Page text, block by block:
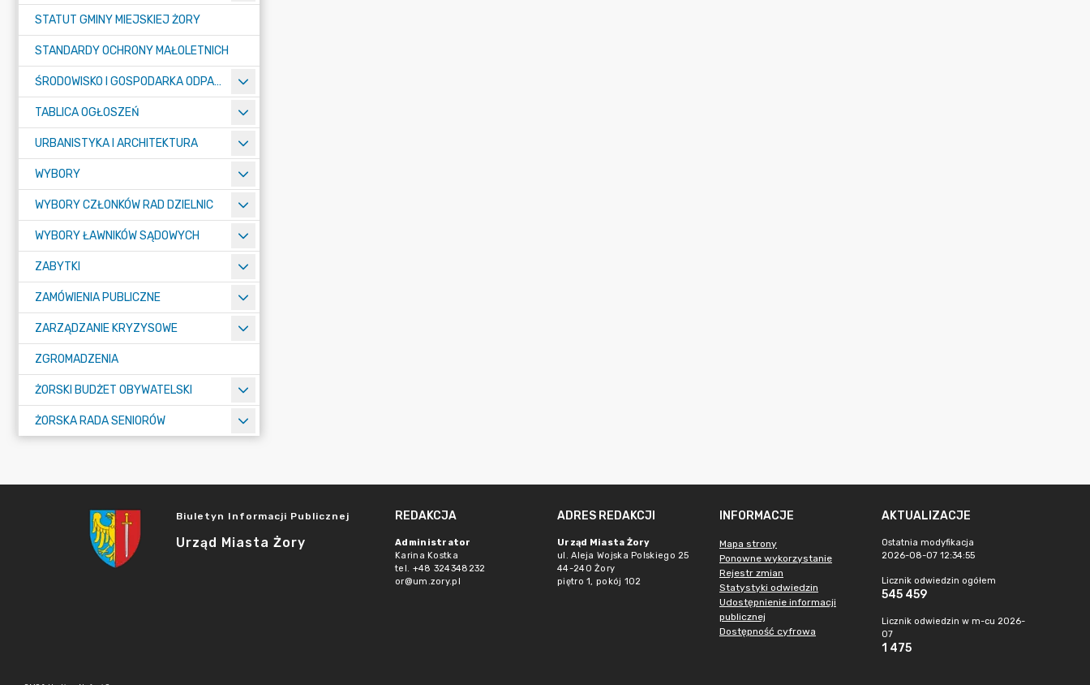
STATUT GMINY MIEJSKIEJ ŻORY
STANDARDY OCHRONY MAŁOLETNICH
ŚRODOWISKO I GOSPODARKA ODPADAMI
TABLICA OGŁOSZEŃ
URBANISTYKA I ARCHITEKTURA
WYBORY
WYBORY CZŁONKÓW RAD DZIELNIC
WYBORY ŁAWNIKÓW SĄDOWYCH
ZABYTKI
ZAMÓWIENIA PUBLICZNE
ZARZĄDZANIE KRYZYSOWE
ZGROMADZENIA
ŻORSKI BUDŻET OBYWATELSKI
ŻORSKA RADA SENIORÓW
Biuletyn Informacji Publicznej
Urząd Miasta Żory
REDAKCJA
Administrator
Karina Kostka
tel. +48 324348232
or@um.zory.pl
ADRES REDAKCJI
Urząd Miasta Żory
ul. Aleja Wojska Polskiego 25
44-240 Żory
piętro 1, pokój 102
INFORMACJE
Mapa strony
Ponowne wykorzystanie
Rejestr zmian
Statystyki odwiedzin
Udostępnienie informacji
publicznej
Dostępność cyfrowa
AKTUALIZACJE
Ostatnia modyfikacja
2026-08-07 12:34:55
Licznik odwiedzin ogółem
545 459
Licznik odwiedzin w m-cu 2026-
07
1 475